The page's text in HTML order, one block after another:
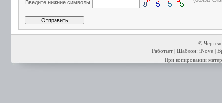
Введите нижние символы
©
Работает | Шаблон: iNove |
При копировании